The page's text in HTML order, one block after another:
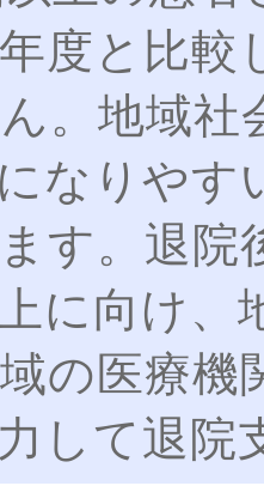
度と比較
。地域
なりや
す。退
に向け、
の医療
して退院